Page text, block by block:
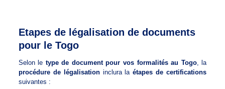
Etapes de légalisation de documents
pour le Togo
Selon le type de document pour vos formalités au Togo, la
procédure de légalisationinclura laétapes de certifications
suivantes :